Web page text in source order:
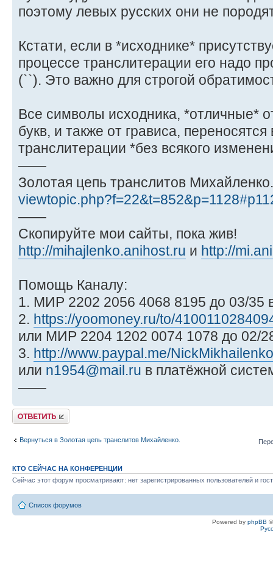
поэтому левых русских они не
Кстати, если в *исходнике*
процессе транслитерации его надо
(``). Это важно для строгой
Все символы исходника, *отличные*
букв, и также от грависа, переносятся
транслитерации *без всякого
——
Золотая цепь транслитов Михайленко.
——
Скопируйте мои сайты, пока жив!
http://mihajlenko.anihost.ru и http://
Помощь Каналу:
1. МИР 2202 2056 4068 8195 до 03/35
2. https://yoomoney.ru/to/
или МИР 2204 1202 0074 1078 до 02/
3. http://www.paypal.me/NickMikhailenko
или n1954@mail.ru в платёжной
——
Ответить
Вернуться в Золотая цепь транслитов Михайленко.
КТО СЕЙЧАС НА КОНФЕРЕНЦИИ
Сейчас этот форум просматривают: нет зарегистрированных пользователей и
Список форумов
Powered by phpBB